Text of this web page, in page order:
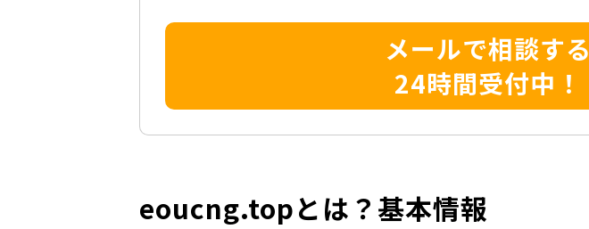
メールで相談する
24時間受付中！
eoucng.topとは？基本情報